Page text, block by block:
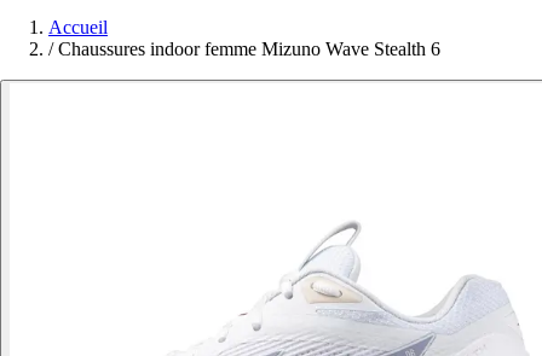
Accueil
/ Chaussures indoor femme Mizuno Wave Stealth 6